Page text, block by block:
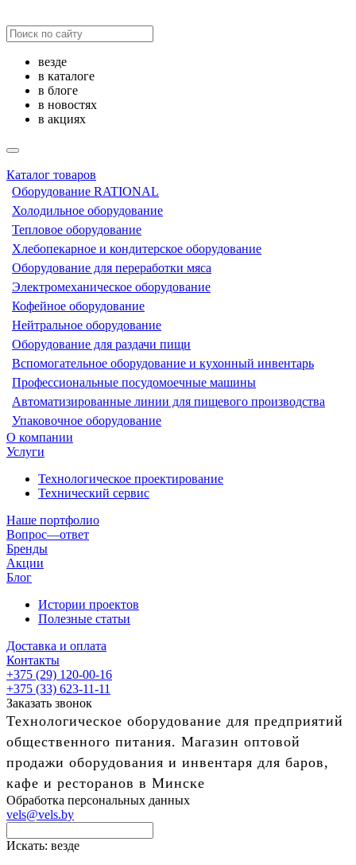
везде
в каталоге
в блоге
в новостях
в акциях
Каталог товаров
Оборудование RATIONAL
Холодильное оборудование
Тепловое оборудование
Хлебопекарное и кондитерское оборудование
Оборудование для переработки мяса
Электромеханическое оборудование
Кофейное оборудование
Нейтральное оборудование
Оборудование для раздачи пищи
Вспомогательное оборудование и кухонный инвентарь
Профессиональные посудомоечные машины
Автоматизированные линии для пищевого производства
Упаковочное оборудование
О компании
Услуги
Технологическое проектирование
Технический сервис
Наше портфолио
Вопрос—ответ
Бренды
Акции
Блог
Истории проектов
Полезные статьи
Доставка и оплата
Контакты
+375 (29) 120-00-16
+375 (33) 623-11-11
Заказать звонок
Технологическое оборудование для предприятий
общественного питания. Магазин оптовой
продажи оборудования и инвентаря для баров,
кафе и ресторанов в Минске
Обработка персональных данных
vels@vels.by
Искать: везде